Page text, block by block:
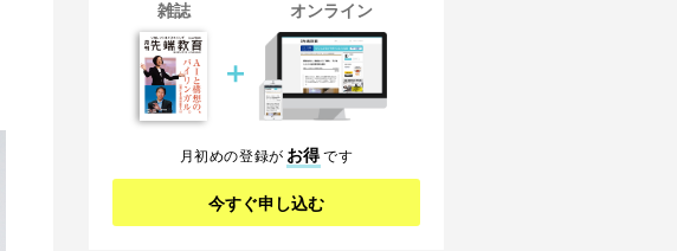
雑誌
＋
オンライン
月初めの登録が お得です
今すぐ申し込む